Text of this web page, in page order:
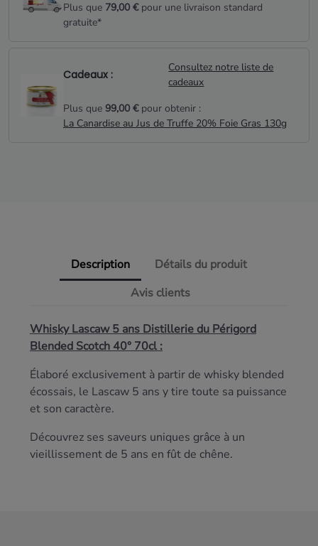
Plus que 79,00 €pour une livraison standard
gratuite*
Cadeaux :
Consultez notre liste de
cadeaux
Plus que 99,00 €pour obtenir :
La Canardise au Jus de Truffe 20% Foie Gras 130g
Description
Détails du produit
Avis clients
Whisky Lascaw 5 ans Distillerie du Périgord
Blended Scotch 40° 70cl :
Élaboré exclusivement à partir de whisky blended
écossais, le Lascaw 5 ans y tire toute sa puissance
et son caractère.
Découvrez ses saveurs uniques grâce à un
vieillissement de 5 ans en fût de chêne.